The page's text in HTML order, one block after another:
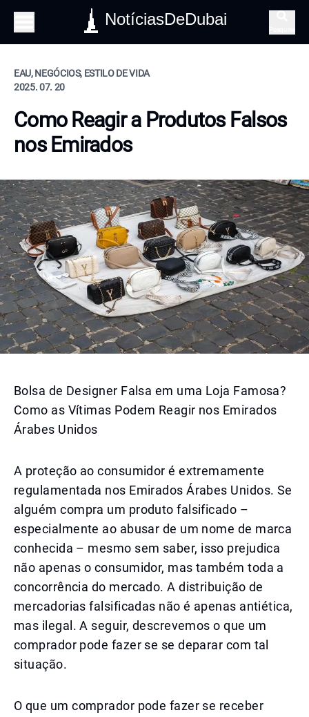
NotíciasDeDubai
EAU, NEGÓCIOS, ESTILO DE VIDA
2025. 07. 20
Como Reagir a Produtos Falsos
nos Emirados
Bolsa de Designer Falsa em uma Loja Famosa?
Como as Vítimas Podem Reagir nos Emirados
Árabes Unidos
A proteção ao consumidor é extremamente
regulamentada nos Emirados Árabes Unidos. Se
alguém compra um produto falsificado –
especialmente ao abusar de um nome de marca
conhecida – mesmo sem saber, isso prejudica
não apenas o consumidor, mas também toda a
concorrência do mercado. A distribuição de
mercadorias falsificadas não é apenas antiética,
mas ilegal. A seguir, descrevemos o que um
comprador pode fazer se se deparar com tal
situação.
O que um comprador pode fazer se receber